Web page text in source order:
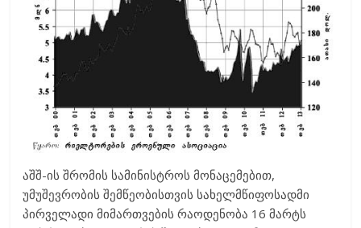
აშშ-ის შრომის სამინისტროს მონაცემებით,
უმუშევრობის შემწეობისთვის სახელმწიფოსადმი
პირველადი მიმართვების რაოდენობა 16 მარტს